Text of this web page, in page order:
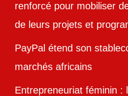
renforcé pour mobiliser
de leurs projets et
PayPal étend son
marchés africains
Entrepreneuriat féminin :